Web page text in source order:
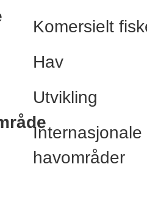
Komersielt
Hav
Utvikling
havområder